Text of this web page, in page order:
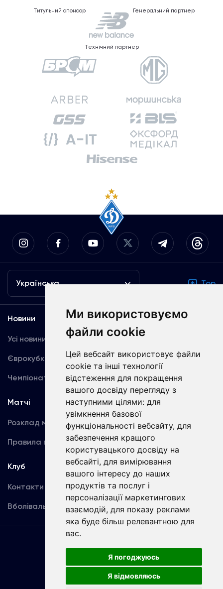
Ми використовуємо
файли cookie
Цей вебсайт використовує файли
cookie та інші технології
відстеження для покращення
вашого досвіду перегляду з
наступними цілями: для
увімкнення базової
функціональності вебсайту, для
забезпечення кращого
користувацького досвіду на
вебсайті, для вимірювання
вашого інтересу до наших
продуктів та послуг і
персоналізації маркетингових
взаємодій, для показу реклами
яка буде більш релевантною для
вас.
Я погоджуюсь
Я відмовляюсь
Титульний спонсор Генеральний партнер
Технічний партнер
Українська Top
Новини
Усі новини
Єврокубки
Чемпіонат України
Медіа
Динамо TV
Фотогалерея
Акредитація
Матчі
Розклад матчів
Правила поведінки
Команда
Перша команда
U19
Клуб
Контакти
Вболівальникам
Угода
користувача
Copyright © ФК «Динамо» Київ